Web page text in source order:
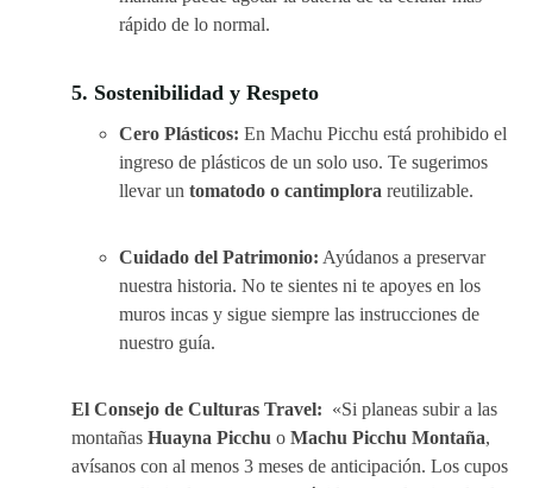
rápido de lo normal.
5. Sostenibilidad y Respeto
Cero Plásticos: En Machu Picchu está prohibido el
ingreso de plásticos de un solo uso. Te sugerimos
llevar un tomatodo o cantimplora reutilizable.
Cuidado del Patrimonio: Ayúdanos a preservar
nuestra historia. No te sientes ni te apoyes en los
muros incas y sigue siempre las instrucciones de
nuestro guía.
El Consejo de Culturas Travel: «Si planeas subir a las
montañas Huayna Picchu o Machu Picchu Montaña,
avísanos con al menos 3 meses de anticipación. Los cupos